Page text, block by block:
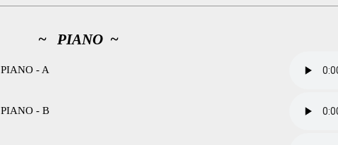
~ PIANO ~
PIANO - A
PIANO - B